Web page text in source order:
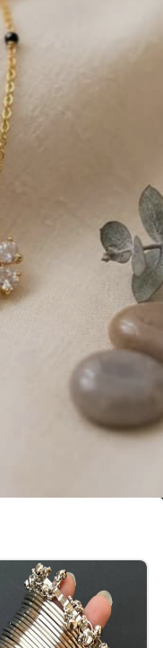
वाला गोल्ड मंगलसूत्र
वेस्टर्न संग क्लासी और
डिजाइन मिल जाएगी।